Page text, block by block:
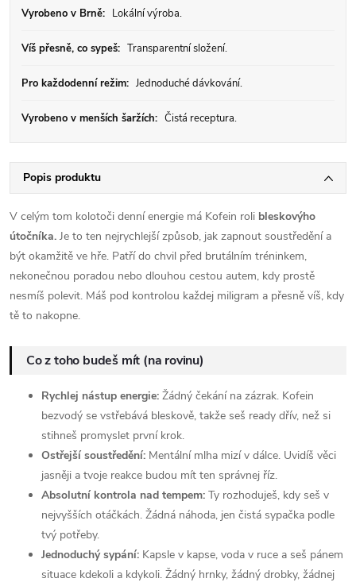
Vyrobeno v Brně: Lokální výroba.
Víš přesně, co sypeš: Transparentní složení.
Pro každodenní režim: Jednoduché dávkování.
Vyrobeno v menších šaržích: Čistá receptura.
Popis produktu
V celým tom kolotoči denní energie má Kofein roli bleskovýho
útočníka. Je to ten nejrychlejší způsob, jak zapnout soustředění a
být okamžitě ve hře. Patří do chvil před brutálním tréninkem,
nekonečnou poradou nebo dlouhou cestou autem, kdy prostě
nesmíš polevit. Máš pod kontrolou každej miligram a přesně víš, kdy
tě to nakopne.
Co z toho budeš mít (na rovinu)
Rychlej nástup energie: Žádný čekání na zázrak. Kofein
bezvodý se vstřebává bleskově, takže seš ready dřív, než si
stihneš promyslet první krok.
Ostřejší soustředění: Mentální mlha mizí v dálce. Uvidíš věci
jasněji a tvoje reakce budou mít ten správnej říz.
Absolutní kontrola nad tempem: Ty rozhoduješ, kdy seš v
nejvyšších otáčkách. Žádná náhoda, jen čistá sypačka podle
tvý potřeby.
Jednoduchý sypání: Kapsle v kapse, voda v ruce a seš pánem
situace kdekoli a kdykoli. Žádný hrnky, žádný drobky, žádnej